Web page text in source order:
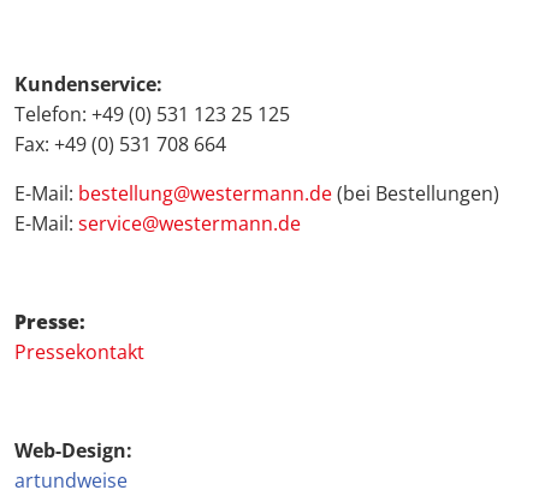
Kundenservice:
Telefon: +49 (0) 531 123 25 125
Fax: +49 (0) 531 708 664
E-Mail: bestellung@westermann.de(bei Bestellungen)
E-Mail: service@westermann.de
Presse:
Pressekontakt
Web-Design:
artundweise